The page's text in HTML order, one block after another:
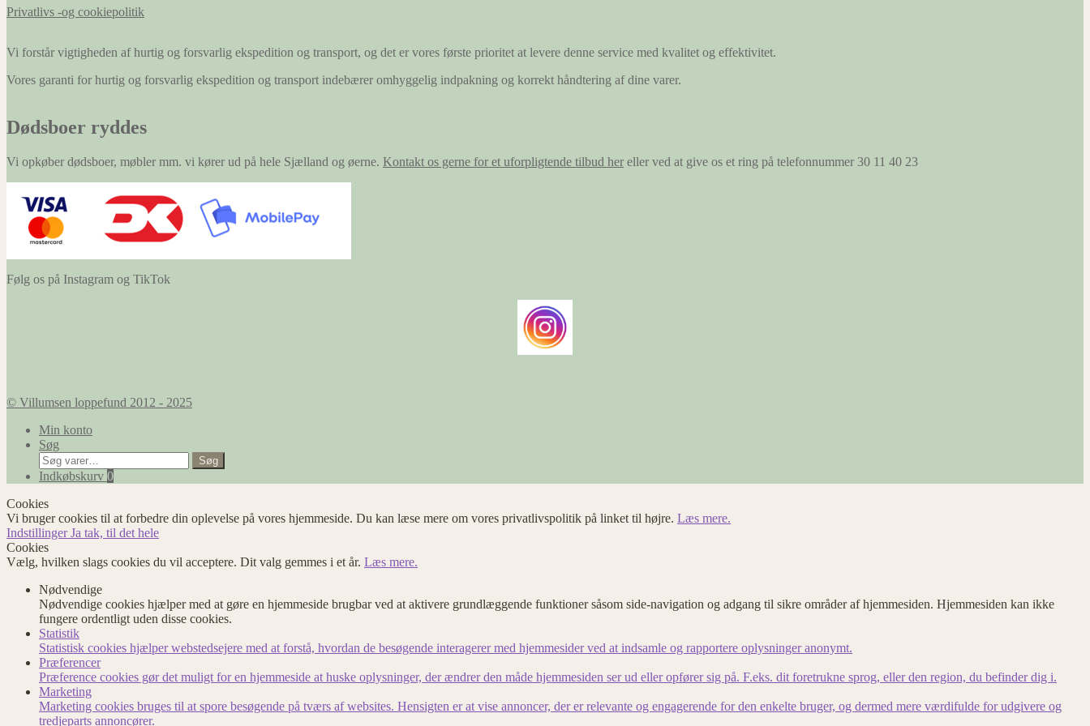
Privatlivs -og cookiepolitik
Vi forstår vigtigheden af hurtig og forsvarlig ekspedition og transport, og det er vores første prioritet at levere denne service med kvalitet og effektivitet.
Vores garanti for hurtig og forsvarlig ekspedition og transport indebærer omhyggelig indpakning og korrekt håndtering af dine varer.
Dødsboer ryddes
Vi opkøber dødsboer, møbler mm. vi kører ud på hele Sjælland og øerne. Kontakt os gerne for et uforpligtende tilbud her eller ved at give os et ring på telefonnummer 30 11 40 23
Følg os på Instagram og TikTok
© Villumsen loppefund 2012 - 2025
Min konto
Søg
Søg
efter:
Søg
Indkøbskurv 0
Cookies
Vi bruger cookies til at forbedre din oplevelse på vores hjemmeside. Du kan læse mere om vores privatlivspolitik på linket til højre. Læs mere.
IndstillingerJa tak, til det hele
Cookies
Vælg, hvilken slags cookies du vil acceptere. Dit valg gemmes i et år. Læs mere.
Nødvendige
Nødvendige cookies hjælper med at gøre en hjemmeside brugbar ved at aktivere grundlæggende funktioner såsom side-navigation og adgang til sikre områder af hjemmesiden. Hjemmesiden kan ikke
fungere ordentligt uden disse cookies.
Statistik
Statistisk cookies hjælper webstedsejere med at forstå, hvordan de besøgende interagerer med hjemmesider ved at indsamle og rapportere oplysninger anonymt.
Præferencer
Præference cookies gør det muligt for en hjemmeside at huske oplysninger, der ændrer den måde hjemmesiden ser ud eller opfører sig på. F.eks. dit foretrukne sprog, eller den region, du befinder dig i.
Marketing
Marketing cookies bruges til at spore besøgende på tværs af websites. Hensigten er at vise annoncer, der er relevante og engagerende for den enkelte bruger, og dermed mere værdifulde for udgivere og
tredjeparts annoncører.